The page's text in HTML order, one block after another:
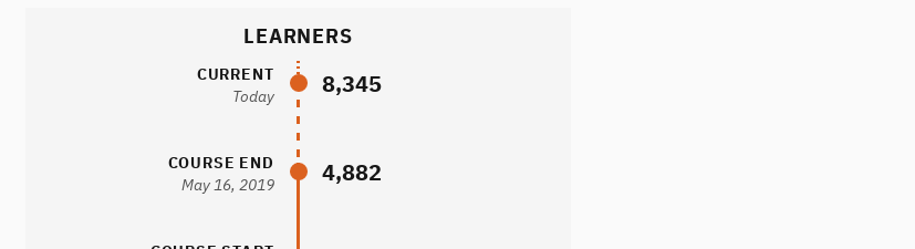
LEARNERS
CURRENT
Today
8,345
COURSE END
May 16, 2019
4,882